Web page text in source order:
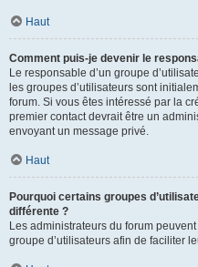
Haut
Comment puis-je devenir le
Le responsable d’un groupe
les groupes d’utilisateurs sont
forum. Si vous êtes intéressé par la
premier contact devrait être un
envoyant un message privé.
Haut
Pourquoi certains groupes
différente ?
Les administrateurs du forum
groupe d’utilisateurs afin de faciliter